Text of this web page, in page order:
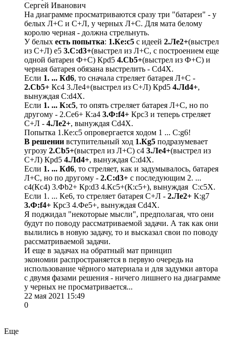
Сергей Иванович
На диаграмме просматриваются сразу три "батареи" - у
белых Л+С и С+Л, у черных Л+С. Для мата белому
королю черная - должна стрельнуть.
У белых есть попытка: 1.Кe:c5 с идеей 2.Лe2+(выстрел
из С+Л) e5 3.С:d3+(выстрел из Л+С, с построением еще
одной батареи Ф+С) Крd5 4.Сb5+(выстрел из Ф+С) и
черная батарея обязана выстрелить - Сd4Х.
Если 1. ... Кd6, то сначала стреляет батарея Л+С -
2.Сb5+ Кc4 3.Лe4+(выстрел из С+Л) Крd5 4.Лd4+,
вынуждая С:d4Х.
Если 1. ... К:c5, то опять стреляет батарея Л+С, но по
другому - 2.Сe6+ К:a4 3.Ф:f4+ Крc3 и теперь стреляет
С+Л - 4.Лe2+, вынуждая Сd4Х.
Попытка 1.Кe:c5 опровергается ходом 1 ... С:g6!
В решении вступительный ход 1.Кg5 подразумевает
угрозу 2.Сb5+(выстрел из Л+С) c4 3.Лe4+(выстрел из
С+Л) Крd5 4.Лd4+, вынуждая С:d4Х.
Если 1. ... Кd6, то стреляет, как и задумывалось, батарея
Л+С, но по другому - 2.С:d3+ с последующим 2. ...
c4(Кс4) 3.Фb2+ Кр:d3 4.Кc5+(К:с5+), вынуждая С:c5Х.
Если 1. ... Кe6, то стреляет батарея С+Л - 2.Лe2+ К:g7
3.Ф:f4+ Крc3 4.Фe5+, вынуждая Сd4Х.
Я поджидал "некоторые мысли", предполагая, что они
будут по поводу рассматриваемой задачи. А так как они
вылились в новую задачу, то и высказал свои по поводу
рассматриваемой задачи.
И еще в задачах на обратный мат принцип
экономии распространяется в первую очередь на
использование чёрного материала и для задумки автора
с двумя фазами решения - ничего лишнего на диаграмме
у черных не просматривается...
22 мая 2021 15:49
0
Еще